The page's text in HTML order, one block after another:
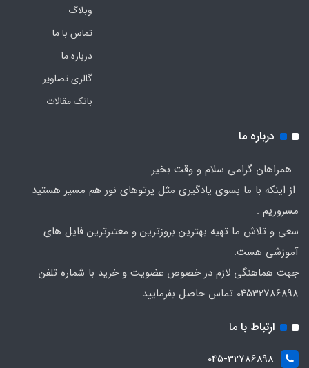
وبلاگ
تماس با ما
درباره ما
گالری تصاویر
بانک مقالات
درباره ما
همراهان گرامی سلام و وقت بخیر.
از اینکه با ما بسوی یادگیری مثل پرتوهای نور هم مسیر هستید
مسروریم .
سعی و تلاش ما تهیه بهترین بروزترین و معتبرترین فایل های
آموزشی هست.
جهت هماهنگی لازم در خصوص عضویت و خرید با شماره تلفن
04532786898 تماس حاصل بفرمایید.
ارتباط با ما
045-32786898